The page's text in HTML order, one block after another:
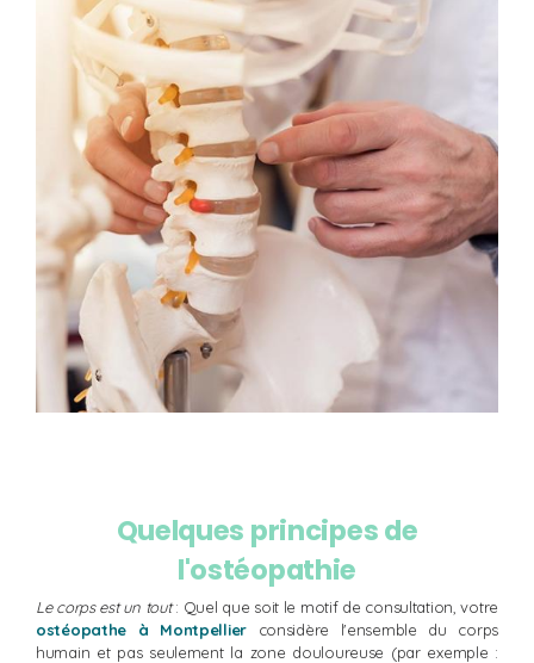
Quelques principes de
l'ostéopathie
Le corps est un tout: Quel que soit le motif de consultation, votre
ostéopathe à Montpellierconsidère l'ensemble du corps
humain et pas seulement la zone douloureuse (par exemple :